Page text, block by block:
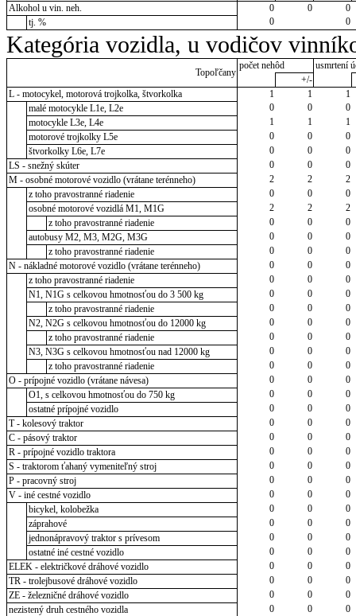
Alkohol u vin. neh.
0 0
0
tj. %
0 0
Kategória vozidla, u vodičov
Topoľčany
počet nehôd
usmrtení
+/-
L - motocykel, motorová trojkolka, štvorkolka
1 1
1
malé motocykle L1e, L2e
0 0
0
motocykle L3e, L4e
1 1
1
motorové trojkolky L5e
0 0
0
štvorkolky L6e, L7e
0 0
0
LS - snežný skúter
0 0
0
M - osobné motorové vozidlo (vrátane terénneho)
2 2
2
z toho pravostranné riadenie
0 0
0
osobné motorové vozidlá M1, M1G
2 2
2
z toho pravostranné riadenie
0 0
0
autobusy M2, M3, M2G, M3G
0 0
0
z toho pravostranné riadenie
0 0
0
N - nákladné motorové vozidlo (vrátane terénneho)
0 0
0
z toho pravostranné riadenie
0 0
0
N1, N1G s celkovou hmotnosťou do 3 500 kg
0 0
0
z toho pravostranné riadenie
0 0
0
N2, N2G s celkovou hmotnosťou do 12000 kg
0 0
0
z toho pravostranné riadenie
0 0
0
N3, N3G s celkovou hmotnosťou nad 12000 kg
0 0
0
z toho pravostranné riadenie
0 0
0
O - prípojné vozidlo (vrátane návesa)
0 0
0
O1, s celkovou hmotnosťou do 750 kg
0 0
0
ostatné prípojné vozidlo
0 0
0
T - kolesový traktor
0 0
0
C - pásový traktor
0 0
0
R - prípojné vozidlo traktora
0 0
0
S - traktorom ťahaný vymeniteľný stroj
0 0
0
P - pracovný stroj
0 0
0
V - iné cestné vozidlo
0 0
0
bicykel, kolobežka
0 0
0
záprahové
0 0
0
jednonápravový traktor s prívesom
0 0
0
ostatné iné cestné vozidlo
0 0
0
ELEK - električkové dráhové vozidlo
0 0
0
TR - trolejbusové dráhové vozidlo
0 0
0
ZE - železničné dráhové vozidlo
0 0
0
nezistený druh cestného vozidla
0 0
0